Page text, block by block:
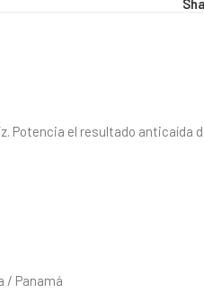
Potencia el resultado
/ Panamá